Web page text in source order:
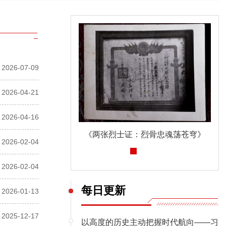
2026-07-09
2026-04-21
2026-04-16
2026-02-04
2026-02-04
2026-01-13
2025-12-17
《两张烈士证：烈骨忠魂荡苍穹》
每日更新
以高度的历史主动把握时代航向——习